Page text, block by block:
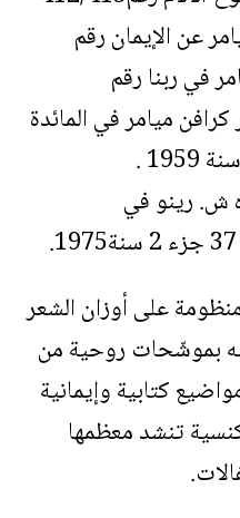
ميامر عن الإيمان رقم
1961، وميامر في ربنا رقم
،ونشر كرافن ميامر في المائدة
ش. رينو في
على أوزان الشعر
بموشّحات روحية من
كتابية وإيمانية
تنشد معظمها